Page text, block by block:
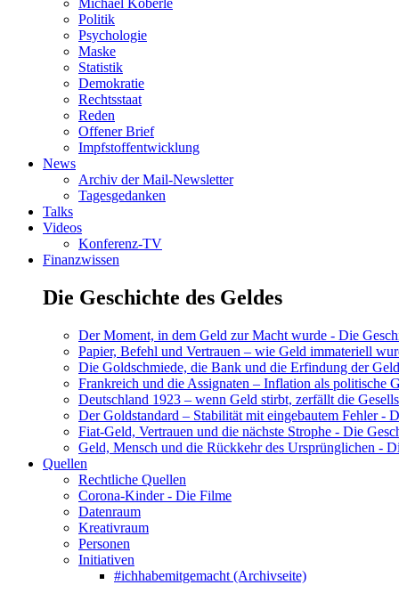
Michael Köberle
Politik
Psychologie
Maske
Statistik
Demokratie
Rechtsstaat
Reden
Offener Brief
Impfstoffentwicklung
News
Archiv der Mail-Newsletter
Tagesgedanken
Talks
Videos
Konferenz-TV
Finanzwissen
Die Geschichte des Geldes
Der Moment, in dem Geld zur Macht wurde - Die
Papier, Befehl und Vertrauen – wie Geld immateriell
Die Goldschmiede, die Bank und die Erfindung der
Frankreich und die Assignaten – Inflation als politische
Deutschland 1923 – wenn Geld stirbt, zerfällt die
Der Goldstandard – Stabilität mit eingebautem Fehler -
Fiat-Geld, Vertrauen und die nächste Strophe - Die
Geld, Mensch und die Rückkehr des Ursprünglichen -
Quellen
Rechtliche Quellen
Corona-Kinder - Die Filme
Datenraum
Kreativraum
Personen
Initiativen
#ichhabemitgemacht (Archivseite)